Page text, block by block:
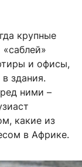
крупные
и офисы,
здания.
ними –
какие из
в Африке.